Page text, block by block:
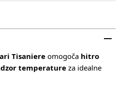
Tisaniereomogoča hitro
temperature za idealne